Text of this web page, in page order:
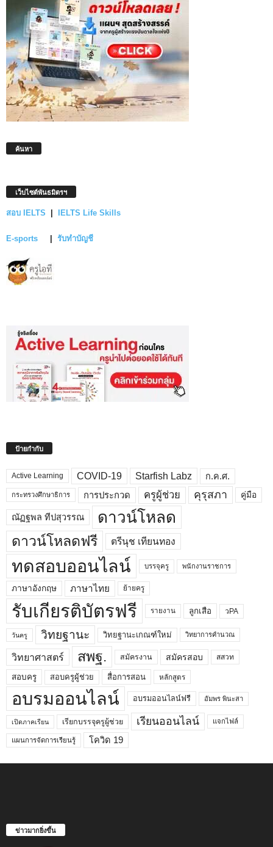
ค้นหา
เว็บไซต์พันธมิตรฯ
สอบ IELTS IELTS Life Skills
E-sports รับทำบัญชี
ป้ายกำกับ
Active Learning COVID-19 Starfish Labz ก.ค.ศ.
กระทรวงศึกษาธิการ การประกวด ครูผู้ช่วย คุรุสภา คู่มือ
ณัฏฐพล ทีปสุวรรณ ดาวน์โหลด
ดาวน์โหลดฟรี ตรีนุช เทียนทอง
ทดสอบออนไลน์ บรรจุครู พนักงานราชการ
ภาษาอังกฤษ ภาษาไทย ย้ายครู
รับเกียรติบัตรฟรี รายงาน ลูกเสือ วPA
วันครู วิทยฐานะ วิทยฐานะเกณฑ์ใหม่ วิทยาการคำนวณ
วิทยาศาสตร์ สพฐ. สมัครงาน สมัครสอบ สสวท
สอบครู สอบครูผู้ช่วย สื่อการสอน หลักสูตร
อบรมออนไลน์ อบรมออนไลน์ฟรี อัมพร พินะสา
เปิดภาคเรียน เรียกบรรจุครูผู้ช่วย เรียนออนไลน์ แจกไฟล์
แผนการจัดการเรียนรู้ โควิด 19
ข่าวมากยิ่งขึ้น